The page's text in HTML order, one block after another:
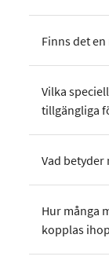
Finns det
Vilka
tillgängliga
Vad betyder
Hur många
kopplas